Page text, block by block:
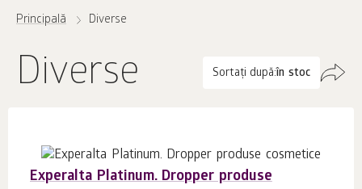
Principală Diverse
Diverse Sortați după:în stoc
Experalta Platinum. Dropper produse